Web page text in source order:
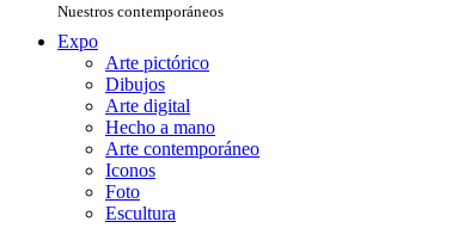
Nuestros contemporáneos
Expo
Arte pictórico
Dibujos
Arte digital
Hecho a mano
Arte contemporáneo
Iconos
Foto
Escultura